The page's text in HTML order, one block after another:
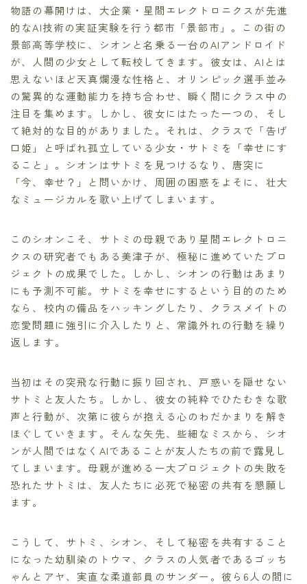
物語の幕開けは、大企業・星間エレクトロニクスが先進
的なAI技術の実証実験を行う都市「景部市」。この街の
景部高等学校に、シオンと名乗る一台のAIアンドロイド
が、人間の少女として転校してきます。彼女は、AIとは
思えないほど天真爛漫な性格と、オリンピック選手並み
の驚異的な運動能力を持ち合わせ、瞬く間にクラス中の
注目を集めます。しかし、彼女にはたった一つの、そし
て絶対的な目的がありました。それは、クラスで「告げ
口姫」と呼ばれ孤立している少女・サトミを「幸せにす
ること」。シオンはサトミを見つけるなり、唐突に
「今、幸せ？」と問いかけ、周囲の困惑をよそに、壮大
なミュージカルを歌い上げてしまいます。
このシオンこそ、サトミの母親であり星間エレクトロニ
クスの研究者でもある美津子が、極秘に進めていたプロ
ジェクトの成果でした。しかし、シオンの行動はあまり
にも予測不可能。サトミを幸せにするという目的のため
なら、校内の備品をハッキングしたり、クラスメイトの
恋愛問題に強引に介入したりと、常識外れの行動を繰り
返します。
当初はその突飛な行動に振り回され、戸惑いを隠せない
サトミと友人たち。しかし、彼女の純粋でひたむきな歌
声と行動が、次第に彼らが抱える心のわだかまりを解き
ほぐしていきます。そんな矢先、些細なミスから、シオ
ンが人間ではなくAIであることが友人たちの前で露見し
てしまいます。母親が進める一大プロジェクトの失敗を
恐れたサトミは、友人たちに必死で秘密の共有を懇願し
ます。
こうして、サトミ、シオン、そして秘密を共有すること
になった幼馴染のトウマ、クラスの人気者であるゴッち
ゃんとアヤ、実直な柔道部員のサンダー。彼ら6人の間に